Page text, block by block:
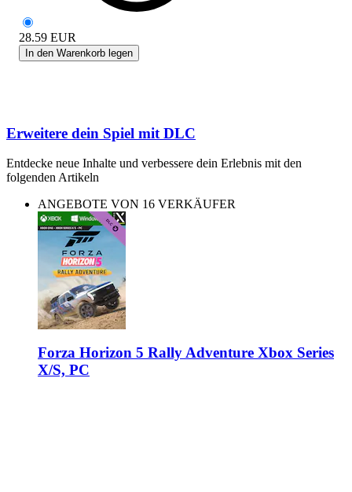
28.59 EUR
In den Warenkorb legen
Erweitere dein Spiel mit DLC
Entdecke neue Inhalte und verbessere dein Erlebnis mit den
folgenden Artikeln
ANGEBOTE VON 16 VERKÄUFER
Forza Horizon 5 Rally Adventure Xbox Series
X/S, PC